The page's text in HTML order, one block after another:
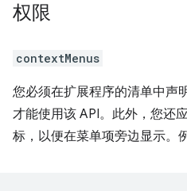
权限
contextMenus
您必须在扩展程序的清单中声
才能使用该 API。此外，您还
标，以便在菜单项旁边显示。